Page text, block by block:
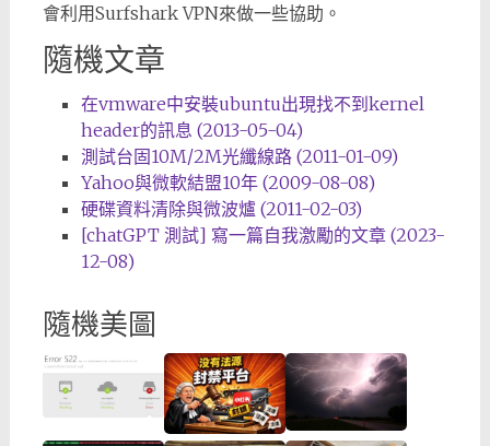
會利用Surfshark VPN來做一些協助。
隨機文章
在vmware中安裝ubuntu出現找不到kernel
header的訊息 (2013-05-04)
測試台固10M/2M光纖線路 (2011-01-09)
Yahoo與微軟結盟10年 (2009-08-08)
硬碟資料清除與微波爐 (2011-02-03)
[chatGPT 測試] 寫一篇自我激勵的文章 (2023-
12-08)
隨機美圖